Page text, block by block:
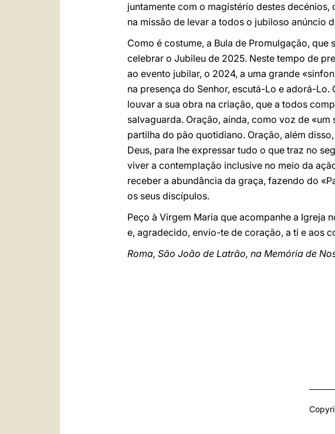
juntamente com o magistério destes
na missão de levar a todos o jubiloso anúncio
Como é costume, a Bula de Promulgação,
celebrar o Jubileu de 2025. Neste tempo de
ao evento jubilar, o 2024, a uma grande
na presença do Senhor, escutá-Lo e adorá-
louvar a sua obra na criação, que a todos
salvaguarda. Oração, ainda, como voz de
partilha do pão quotidiano. Oração, além
Deus, para lhe expressar tudo o que traz no
viver a contemplação inclusive no meio da
receber a abundância da graça, fazendo do
os seus discípulos.
Peço à Virgem Maria que acompanhe a Igreja
e, agradecido, envio-te de coração, a ti e aos
Roma, São João de Latrão, na Memória de